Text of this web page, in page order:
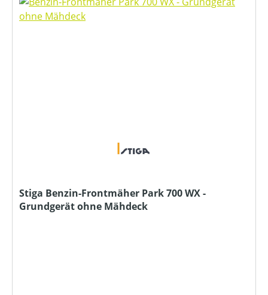
Stiga Benzin-Frontmäher Park 700 WX -
Grundgerät ohne Mähdeck